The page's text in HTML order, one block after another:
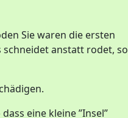
Sie waren die ersten
schneidet anstatt rodet, so
eine kleine ”Insel”